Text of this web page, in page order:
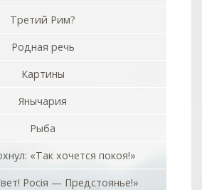
Третий Рим?
Родная речь
Картины
Янычария
Рыба
«Так хочется покоя!»
Росiя — Предстоянье!»